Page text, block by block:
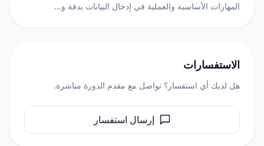
المهارات الأساسية والعملية في إدخال البيانات بدقة و...
الاستفسارات
هل لديك أي استفسار؟ تواصل مع مقدم الدورة مباشرة.
إرسال استفسار